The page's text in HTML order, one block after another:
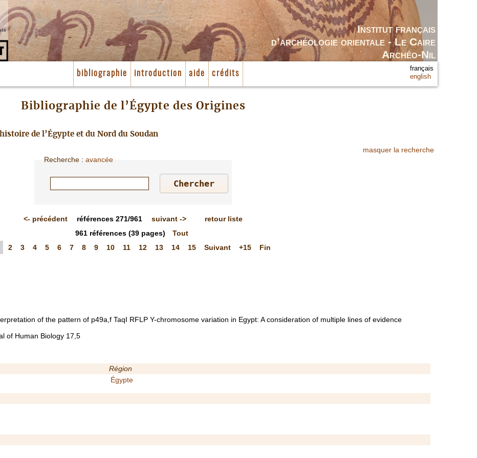
Institut français
d’archéologie orientale - Le Caire
Archéo-Nil
bibliographie introduction aide crédits
français
english
Bibliographie de l’Égypte des Origines
de l’Égypte et du Nord du Soudan
masquer la recherche
Recherche :avancée
<- précédent références 271/961 suivant ->
retour liste
961 références(39 pages)
Tout
2 3 4 5 6 7 8 9 10 11 12 13 14 15 Suivant +15 Fin
of the pattern of p49a,f TaqI RFLP Y-chromosome variation in Egypt: A consideration of multiple lines of evidence
of Human Biology 17,5
Région
Égypte